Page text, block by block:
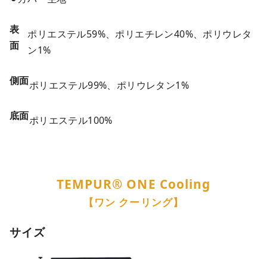
表
面
ポリエステル59%、ポリエチレン40%、ポリウレタ
ン1%
側面ポリエステル99%、ポリウレタン1%
底面ポリエステル100%
TEMPUR®︎ ONE Cooling
【ワン クーリング】
サイズ